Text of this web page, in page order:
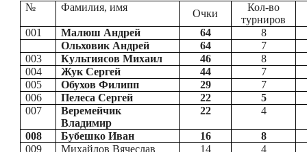
№
Фамилия, имя
Очки
Кол-во
турниров
001
Малюш Андрей 64
8
Ольховик Андрей
64
7
003
Культиясов Михаил 46
8
004
Жук Сергей 44
7
005
Обухов Филипп 29
7
006
Пелеса Сергей 22
5
007
Веремейчик
Владимир
22 4
008 Бубешко Иван 16
8
009
Михайлов Вячеслав 14
4